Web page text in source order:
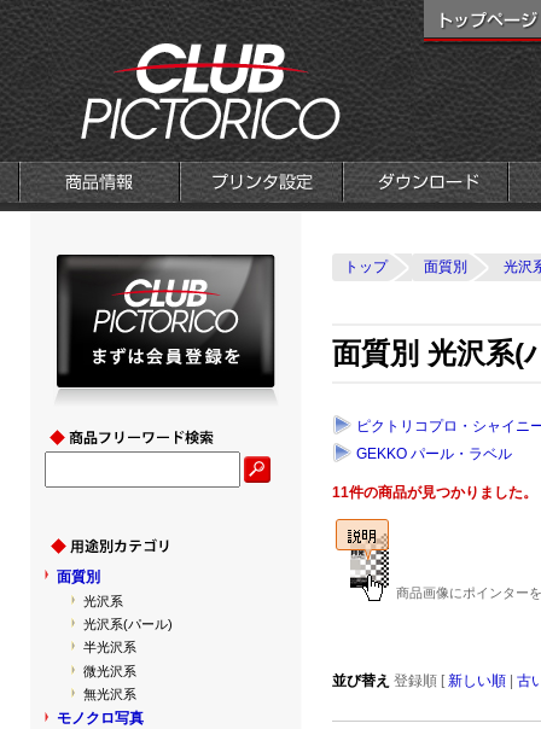
トップ 面質別 光沢
面質別 光沢系(
ピクトリコプロ・シャイニ
GEKKO パール・ラベル
11件の商品が見つかりました。
商品画像にポインター
並び替え 登録順 [新しい順 古
面質別
光沢系
光沢系(パール)
半光沢系
微光沢系
無光沢系
モノクロ写真